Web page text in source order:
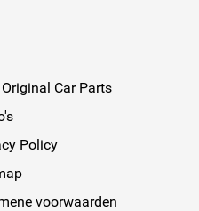
Original Car Parts
Policy
voorwaarden